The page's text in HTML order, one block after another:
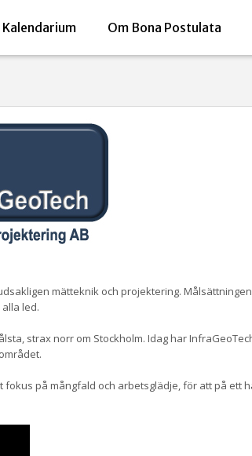
Kalendarium Om Bona Postulata
mätteknik och projektering.
led.
strax norr om Stockholm. Idag har
på mångfald och arbetsglädje, för att på ett